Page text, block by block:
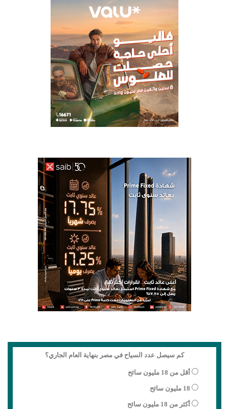
كم سيصل عدد السياح في مصر بنهاية العام الجاري؟
أقل من 18 مليون سائح
18 مليون سائح
أكثر من 18 مليون سائح